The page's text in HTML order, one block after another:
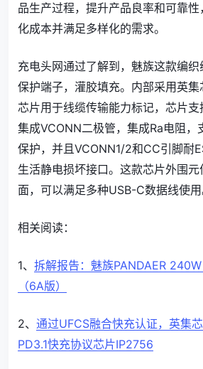
品生产过程，提升产品良率和可靠
化成本并满足多样化的需求。
充电头网通过了解到，魅族这款编
保护端子，灌胶填充。内部采用英
芯片用于线缆传输能力标记，芯片支
集成VCONN二极管，集成Ra电阻，
保护，并且VCONN1/2和CC引脚耐
生活静电损坏接口。这款芯片外围
面，可以满足多种USB-C数据线使用
相关阅读：
1、 拆解报告：魅族PANDAER
（6A版）
2、 通过UFCS融合快充认证，英集
PD3.1快充协议芯片IP2756